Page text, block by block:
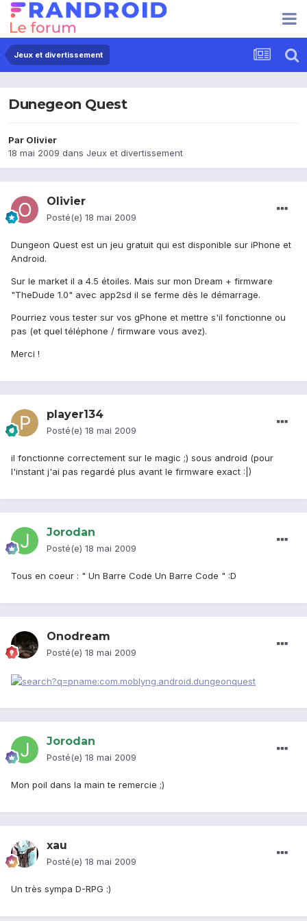
Jeux et divertissement
Dunegeon Quest
Par Olivier
18 mai 2009 dans Jeux et divertissement
Olivier
Posté(e) 18 mai 2009
Dungeon Quest est un jeu gratuit qui est disponible sur iPhone et
Android.
Sur le market il a 4.5 étoiles. Mais sur mon Dream + firmware
"TheDude 1.0" avec app2sd il se ferme dès le démarrage.
Pourriez vous tester sur vos gPhone et mettre s'il fonctionne ou
pas (et quel téléphone / firmware vous avez).
Merci !
player134
Posté(e) 18 mai 2009
il fonctionne correctement sur le magic ;) sous android (pour
l'instant j'ai pas regardé plus avant le firmware exact :|)
Jorodan
Posté(e) 18 mai 2009
Tous en coeur : " Un Barre Code Un Barre Code " :D
Onodream
Posté(e) 18 mai 2009
Jorodan
Posté(e) 18 mai 2009
Mon poil dans la main te remercie ;)
xau
Posté(e) 18 mai 2009
Un très sympa D-RPG :)